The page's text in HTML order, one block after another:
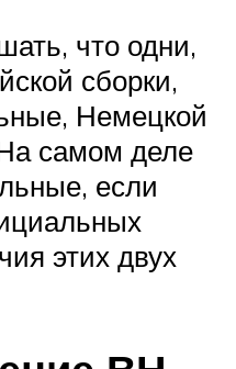
что одни,
сборки,
Немецкой
самом деле
если
этих двух